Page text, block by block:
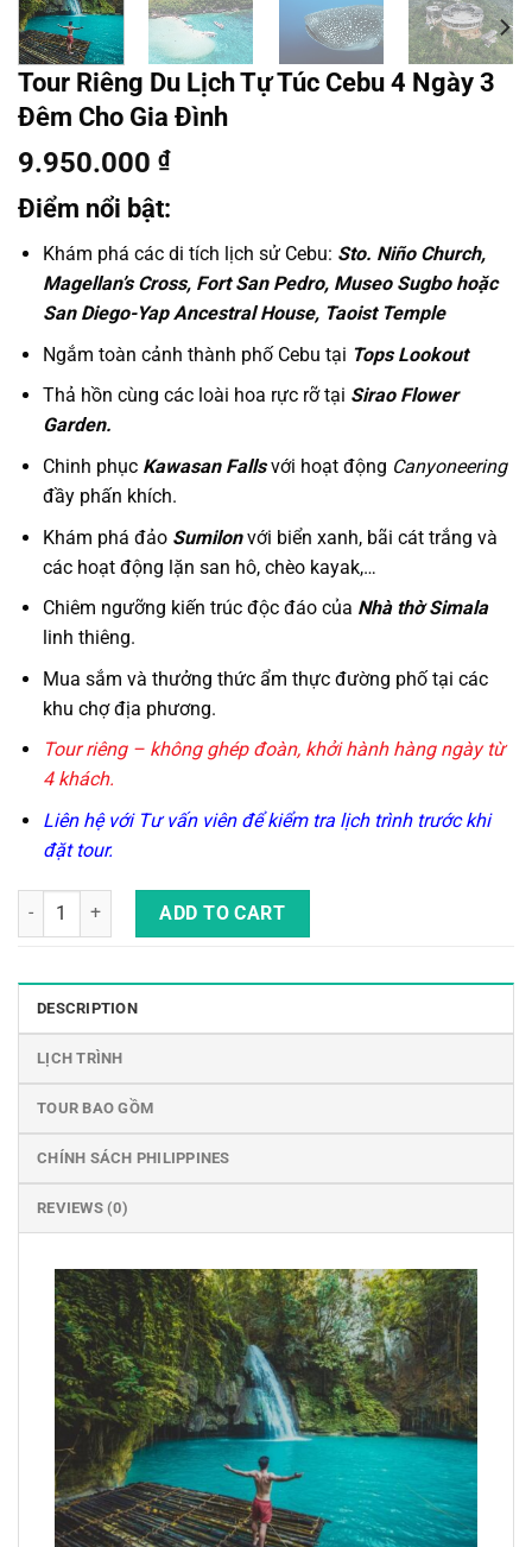
Tour Riêng Du Lịch Tự Túc Cebu 4 Ngày 3
Đêm Cho Gia Đình
9.950.000 ₫
Điểm nổi bật:
Khám phá các di tích lịch sử Cebu: Sto. Niño Church,
Magellan’s Cross, Fort San Pedro, Museo Sugbo hoặc
San Diego-Yap Ancestral House, Taoist Temple
Ngắm toàn cảnh thành phố Cebu tại Tops Lookout
Thả hồn cùng các loài hoa rực rỡ tại Sirao Flower
Garden.
Chinh phục Kawasan Fallsvới hoạt động Canyoneering
đầy phấn khích.
Khám phá đảo Sumilon với biển xanh, bãi cát trắng và
các hoạt động lặn san hô, chèo kayak,…
Chiêm ngưỡng kiến trúc độc đáo của Nhà thờ Simala
linh thiêng.
Mua sắm và thưởng thức ẩm thực đường phố tại các
khu chợ địa phương.
Tour riêng – không ghép đoàn, khởi hành hàng ngày từ
4 khách.
Liên hệ với Tư vấn viên để kiểm tra lịch trình trước khi
đặt tour.
Tour Riêng Du Lịch Tự Túc Cebu 4 Ngày 3 Đêm Cho Gia Đình quantity
ADD TO CART
DESCRIPTION
LỊCH TRÌNH
TOUR BAO GỒM
CHÍNH SÁCH PHILIPPINES
REVIEWS (0)